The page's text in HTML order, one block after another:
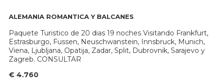
ALEMANIA ROMANTICA Y BALCANES
Paquete Turistico de 20 dias 19 noches Visitando Frankfurt,
Estrasburgo, Fussen, Neuschwanstein, Innsbruck, Munich,
Viena, Ljubljana, Opatija, Zadar, Split, Dubrovnik, Sarajevo y
Zagreb. CONSULTAR
€ 4.760